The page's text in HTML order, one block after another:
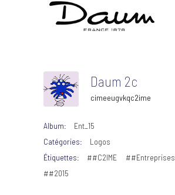
Daum 2c
cimeeugvkqc2ime
Album:
Ent_15
Catégories:
Logos
Étiquettes:
##C2IME
##Entreprises
##2015